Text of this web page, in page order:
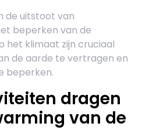
de uitstoot van
beperken van de
het klimaat zijn cruciaal
de aarde te vertragen en
beperken.
dragen
van de